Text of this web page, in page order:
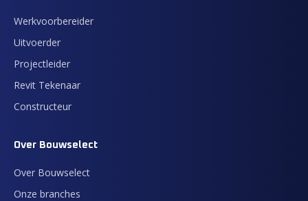
Werkvoorbereider
Uitvoerder
Projectleider
Revit Tekenaar
Constructeur
Over Bouwselect
Over Bouwselect
Onze branches